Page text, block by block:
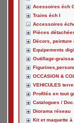
Acessoires éch
Trains éch I
Accessoires
Pièces
Décors, peinture
Equipements
Outillage-
OCCASION &
VEHICULES
Profilés en tout
Catalogues / Doc.
Diorama réseau
Kit et maquette à